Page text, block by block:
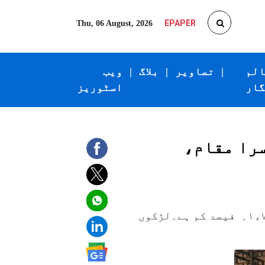
Thu, 06 August, 2026 EPAPER
ویب
اسٹوریز
| بلاگ | تصاویر |
مقام،
تمام ۹؍ڈویژنوں کامجموعی نتیجہ۱۰ء۹۴؍ فیصد آیا ہےجو کہ گزشتہ سال کے مقابلے میں۷۱ء۱؍ فیصد کم ہے۔لڑکوں